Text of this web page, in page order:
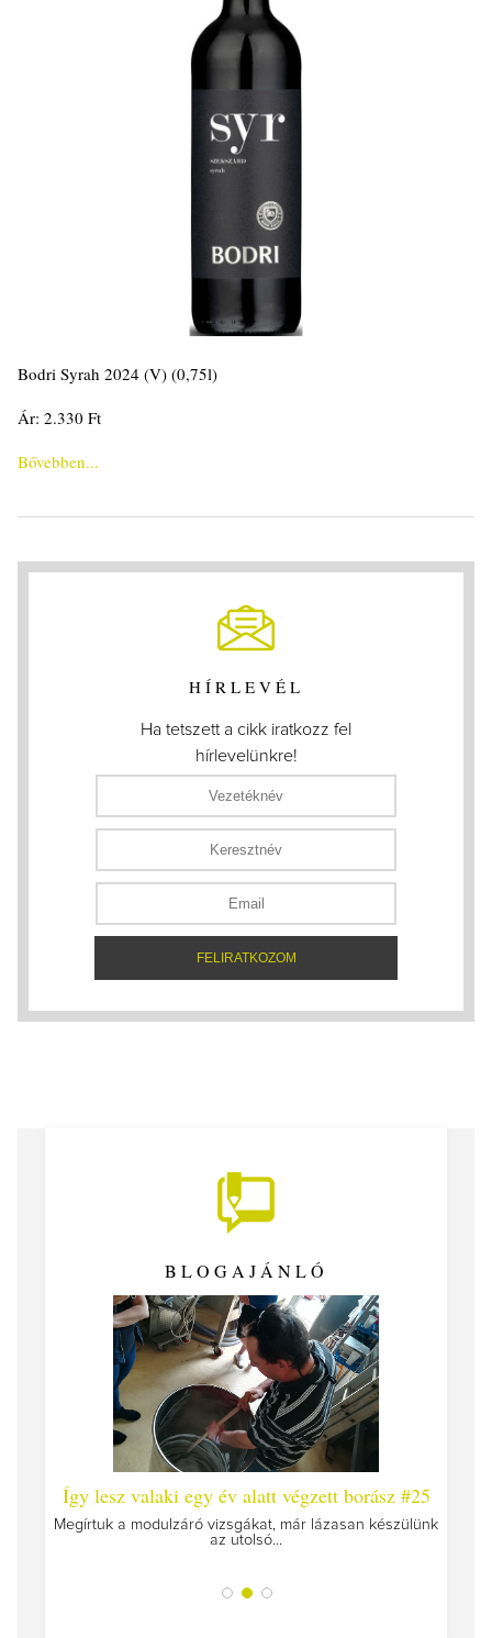
Bodri Syrah 2024 (V) (0,75l)
Ár: 2.330 Ft
Bővebben...
HÍRLEVÉL
Ha tetszett a cikk iratkozz fel
hírlevelünkre!
BLOGAJÁNLÓ
Így lesz valaki egy év alatt végzett borász #25
Megírtuk a modulzáró vizsgákat, már lázasan készülünk
az utolsó...